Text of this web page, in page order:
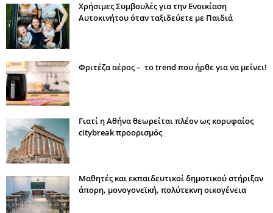
Χρήσιμες Συμβουλές για την Ενοικίαση
Αυτοκινήτου όταν ταξιδεύετε με Παιδιά
Φριτέζα αέρος – το trend που ήρθε για να μείνει!
Γιατί η Αθήνα θεωρείται πλέον ως κορυφαίος
citybreak προορισμός
Μαθητές και εκπαιδευτικοί δημοτικού στήριξαν
άπορη, μονογονεϊκή, πολύτεκνη οικογένεια